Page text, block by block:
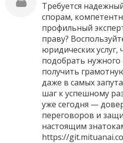
Требуется
спорам,
профильный
праву?
юридических услуг,
подобрать нужного
получить
даже в самых
шаг к успешному
уже сегодня —
переговоров и
настоящим
https://